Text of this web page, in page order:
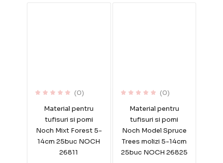
(0)
Material pentru
tufisuri si pomi
Noch Mixt Forest 5-
14cm 25buc NOCH
26811
(0)
Material pentru
tufisuri si pomi
Noch Model Spruce
Trees molizi 5-14cm
25buc NOCH 26825